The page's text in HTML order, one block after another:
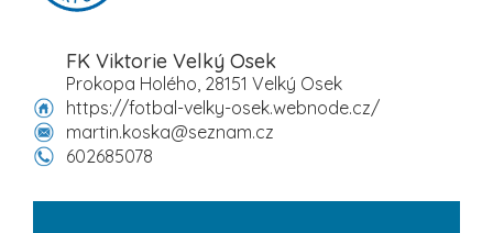
FK Viktorie Velký Osek
Prokopa Holého, 28151 Velký Osek
https://fotbal-velky-osek.webnode.cz/
martin.koska@seznam.cz
602685078